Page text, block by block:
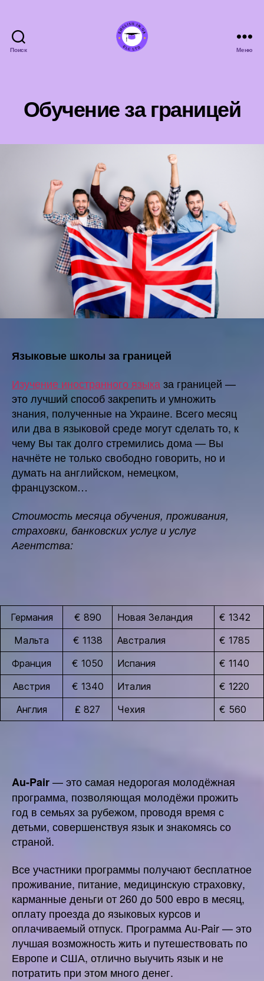
Поиск Меню
Обучение за границей
Языковые школы за границей
Изучение иностранного языка за границей —
это лучший способ закрепить и умножить
знания, полученные на Украине. Всего месяц
или два в языковой среде могут сделать то, к
чему Вы так долго стремились дома — Вы
начнёте не только свободно говорить, но и
думать на английском, немецком,
французском…
Стоимость месяца обучения, проживания,
страховки, банковских услуг и услуг
Агентства:
Германия € 890 Новая Зеландия
€ 1342
Мальта
€ 1138 Австралия
€ 1785
Франция
€ 1050 Испания
€ 1140
Австрия
€ 1340 Италия
€ 1220
Англия
₤ 827 Чехия € 560
Au-Pair— это самая недорогая молодёжная
программа, позволяющая молодёжи прожить
год в семьях за рубежом, проводя время с
детьми, совершенствуя язык и знакомясь со
страной.
Все участники программы получают бесплатное
проживание, питание, медицинскую страховку,
карманные деньги от 260 до 500 евро в месяц,
оплату проезда до языковых курсов и
оплачиваемый отпуск. Программа Au-Pair — это
лучшая возможность жить и путешествовать по
Европе и США, отлично выучить язык и не
потратить при этом много денег.